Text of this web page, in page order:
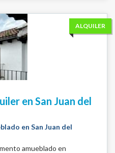
ALQUILER
en San Juan del
en San Juan del
amueblado en